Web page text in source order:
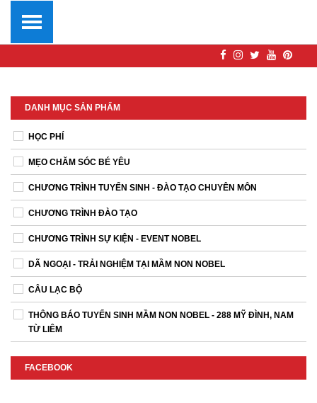
DANH MỤC SẢN PHẨM
HỌC PHÍ
MẸO CHĂM SÓC BÉ YÊU
CHƯƠNG TRÌNH TUYỂN SINH - ĐÀO TẠO CHUYÊN MÔN
CHƯƠNG TRÌNH ĐÀO TẠO
CHƯƠNG TRÌNH SỰ KIỆN - EVENT NOBEL
DÃ NGOẠI - TRẢI NGHIỆM TẠI MẦM NON NOBEL
CÂU LẠC BỘ
THÔNG BÁO TUYỂN SINH MẦM NON NOBEL - 288 MỸ ĐÌNH, NAM
TỪ LIÊM
FACEBOOK